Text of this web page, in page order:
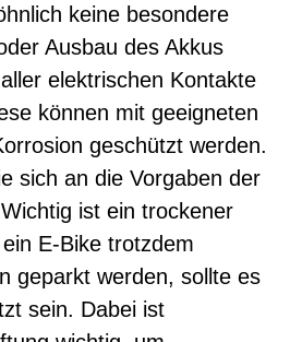
keine besondere
Ausbau des Akkus
elektrischen Kontakte
können mit geeigneten
geschützt werden.
sich an die Vorgaben der
ist ein trockener
E-Bike trotzdem
geparkt werden, sollte es
sein. Dabei ist